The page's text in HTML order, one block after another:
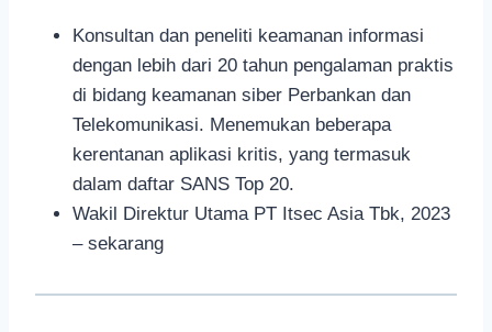
Konsultan dan peneliti keamanan informasi
dengan lebih dari 20 tahun pengalaman praktis
di bidang keamanan siber Perbankan dan
Telekomunikasi. Menemukan beberapa
kerentanan aplikasi kritis, yang termasuk
dalam daftar SANS Top 20.
Wakil Direktur Utama PT Itsec Asia Tbk, 2023
– sekarang